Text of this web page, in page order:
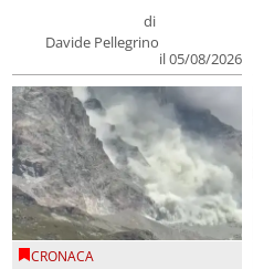
di
Davide Pellegrino
il 05/08/2026
CRONACA